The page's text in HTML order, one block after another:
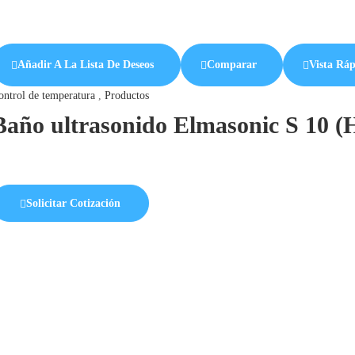
Añadir A La Lista De Deseos Comparar Vista
de temperatura, Productos
ultrasonido Elmasonic S 10
Solicitar Cotización